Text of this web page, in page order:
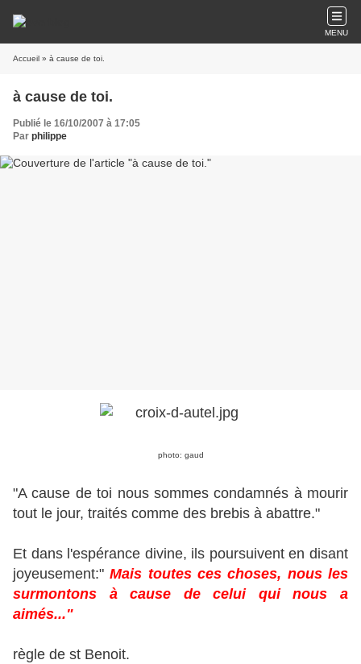
MENU
Accueil » à cause de toi.
à cause de toi.
Publié le 16/10/2007 à 17:05
Par philippe
photo: gaud
"A cause de toi nous sommes condamnés à mourir
tout le jour, traités comme des brebis à abattre."
Et dans l'espérance divine, ils poursuivent en disant
joyeusement:"Mais toutes ces choses, nous les
surmontons à cause de celui qui nous a
aimés..."
règle de st Benoit.